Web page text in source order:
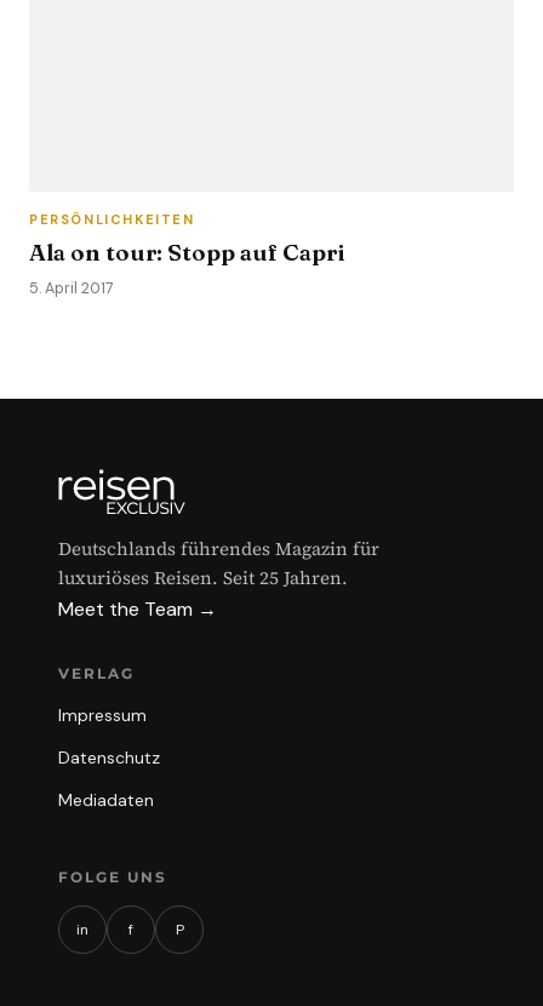
PERSÖNLICHKEITEN
Ala on tour: Stopp auf Capri
5. April 2017
Deutschlands führendes Magazin für
luxuriöses Reisen. Seit 25 Jahren.
Meet the Team →
VERLAG
Impressum
Datenschutz
Mediadaten
FOLGE UNS
in f P